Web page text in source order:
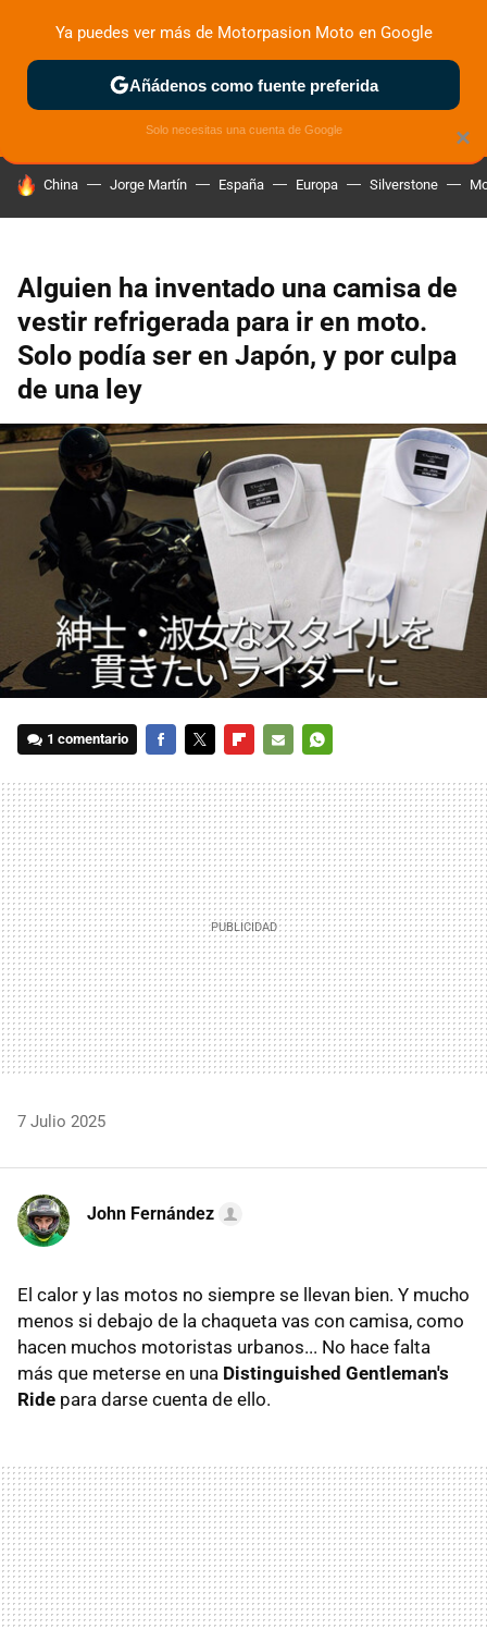
ZONA DE PRUEBAS DEPORTIVAS MOTOS ELÉCTRICAS
HOY SE HABLA DE
China Jorge Martín España Europa Silverstone
Alguien ha inventado una camisa de
vestir refrigerada para ir en moto.
Solo podía ser en Japón, y por culpa
de una ley
1 comentario
MAIL
7 Julio 2025
John Fernández
El calor y las motos no siempre se llevan bien. Y mucho
menos si debajo de la chaqueta vas con camisa, como
hacen muchos motoristas urbanos... No hace falta
más que meterse en una Distinguished Gentleman's
Ride para darse cuenta de ello.
×
Ya puedes ver más de Motorpasion Moto en Google
Añádenos como fuente preferida
Solo necesitas una cuenta de Google